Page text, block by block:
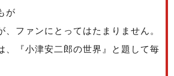
が
、ファンにとってはたまりません。
、『小津安二郎の世界』と題して毎